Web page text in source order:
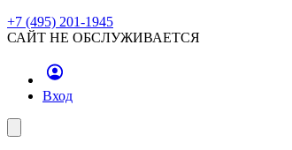
+7 (495) 201-1945
САЙТ НЕ ОБСЛУЖИВАЕТСЯ
Вход